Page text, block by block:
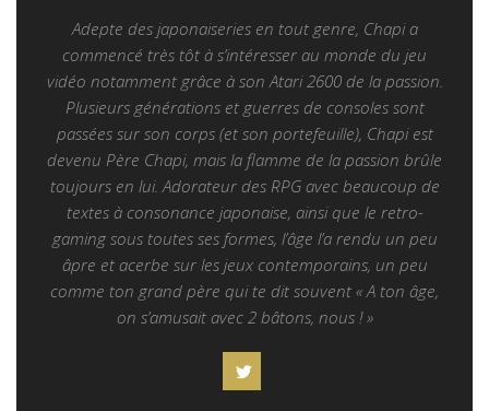
Adepte des japonaiseries en tout genre, Chapi a
commencé très tôt à s’intéresser au monde du jeu
vidéo notamment grâce à son Atari 2600 de la passion.
Plusieurs générations et guerres de consoles sont
passées sur son corps (et son portefeuille), Chapi est
devenu Père Chapi, mais la flamme de la passion brûle
toujours en lui. Adorateur des RPG avec beaucoup de
textes à consonance japonaise, ainsi que le retro-
gaming sous toutes ses formes, l’âge l’a rendu un peu
âpre et acerbe sur les jeux contemporains, un peu
comme ton grand père qui te dit souvent « A ton âge,
on s’amusait avec 2 bâtons, nous ! »